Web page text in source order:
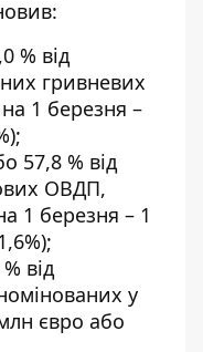
% від
гривневих
1 березня –
57,8 % від
ОВДП,
1 березня – 1
від
у
євро або